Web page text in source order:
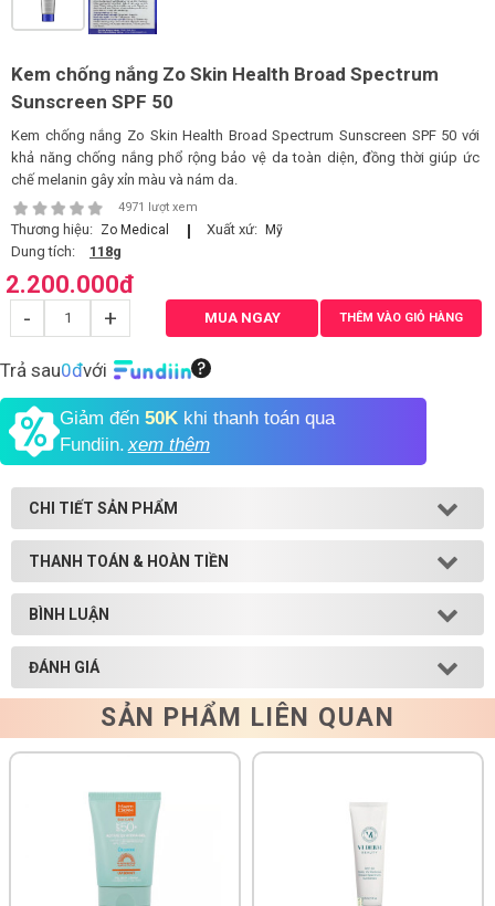
Shop All Brand A-
Z
Kem chống nắng Zo Skin Health Broad Spectrum
Sunscreen SPF 50
Kem chống nắng Zo Skin Health Broad Spectrum Sunscreen SPF 50 với
khả năng chống nắng phổ rộng bảo vệ da toàn diện, đồng thời giúp ức
chế melanin gây xỉn màu và nám da.
4971 lượt xem
Thương hiệu: Zo Medical Xuất xứ: Mỹ
Dung tích: 118g
2.200.000đ
- + MUA NGAY THÊM VÀO GIỎ HÀNG
Trả sau0đvới
Giảm đến 50K khi thanh toán qua
Fundiin. xem thêm
CHI TIẾT SẢN PHẨM
THANH TOÁN & HOÀN TIỀN
BÌNH LUẬN
ĐÁNH GIÁ
SẢN PHẨM LIÊN QUAN